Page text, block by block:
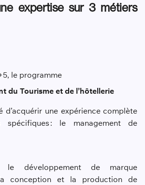
expertise sur 3 métiers
le programme
du Tourisme et de l’hôtellerie
une expérience complète
: le management de
le développement de marque
conception et la production de